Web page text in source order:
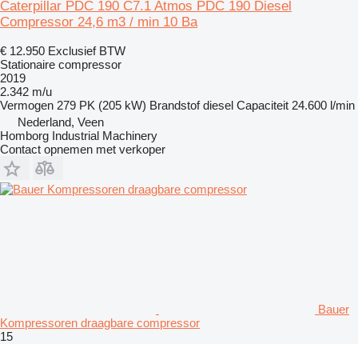
Caterpillar PDC 190 C7.1 Atmos PDC 190 Diesel
Compressor 24,6 m3 / min 10 Ba
€ 12.950 Exclusief BTW
Stationaire compressor
2019
2.342 m/u
Vermogen 279 PK (205 kW) Brandstof diesel Capaciteit 24.600 l/min
Nederland, Veen
Homborg Industrial Machinery
Contact opnemen met verkoper
Bauer
Kompressoren draagbare compressor
15